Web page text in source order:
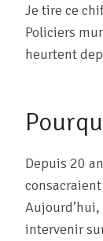
Je tire ce
Policiers
heurtent
Depuis 20
intervenir